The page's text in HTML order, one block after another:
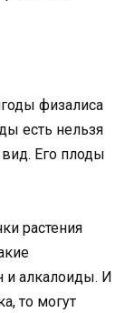
физалиса
есть нельзя
Его плоды
растения
и алкалоиды. И
то могут